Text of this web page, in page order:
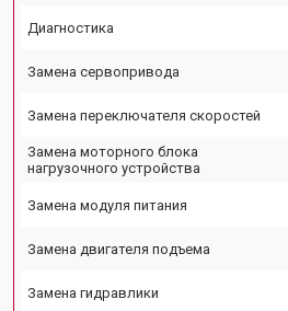
Диагностика
Замена сервопривода
Замена переключателя скоростей
Замена моторного блока
нагрузочного устройства
Замена модуля питания
Замена двигателя подъема
Замена гидравлики